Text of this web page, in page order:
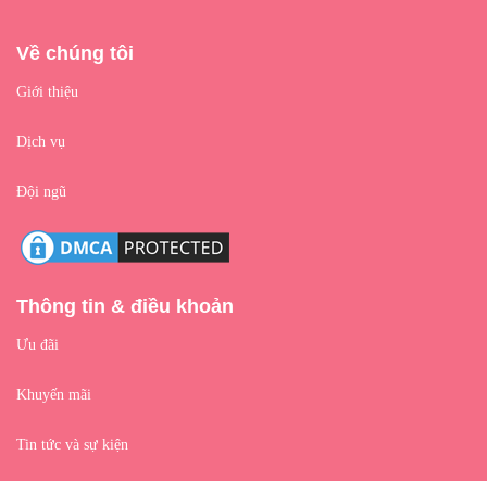
Về chúng tôi
Giới thiệu
Dịch vụ
Đội ngũ
Thông tin & điều khoản
Ưu đãi
Khuyến mãi
Tin tức và sự kiện